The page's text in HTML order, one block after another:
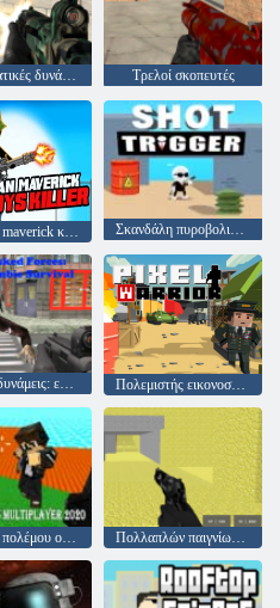
Επαναστατικές δυνάμεις Τρελοί σκοπευτές
Stickman maverick κακό κορίτσι δολοφόνος Σκανδάλη πυροβολισμού
Μάσκες δυνάμεις: επιβίωση ζόμπι Πολεμιστής εικονοστοιχείων
Πολέμου πολέμου οχημάτων 2020 Πολλαπλών παιγνίων καταπολέμησης Pixel